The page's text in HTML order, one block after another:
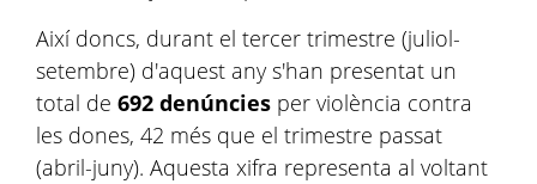
Així doncs, durant el tercer trimestre (juliol-
setembre) d'aquest any s'han presentat un
total de 692 denúncies per violència contra
les dones, 42 més que el trimestre passat
(abril-juny). Aquesta xifra representa al voltant